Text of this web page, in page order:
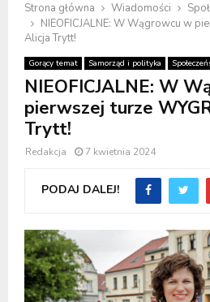
Strona główna Wiadomości
NIEOFICJALNE: W Wągrowcu w
Alicja Trytt!
Gorący temat Samorząd i polityka
NIEOFICJALNE: W
pierwszej turze
Trytt!
Redakcja 7 kwietnia 2024
PODAJ DALEJ!